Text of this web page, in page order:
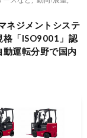
ネジメントシステ
格「ISO9001」認
動運転分野で国内